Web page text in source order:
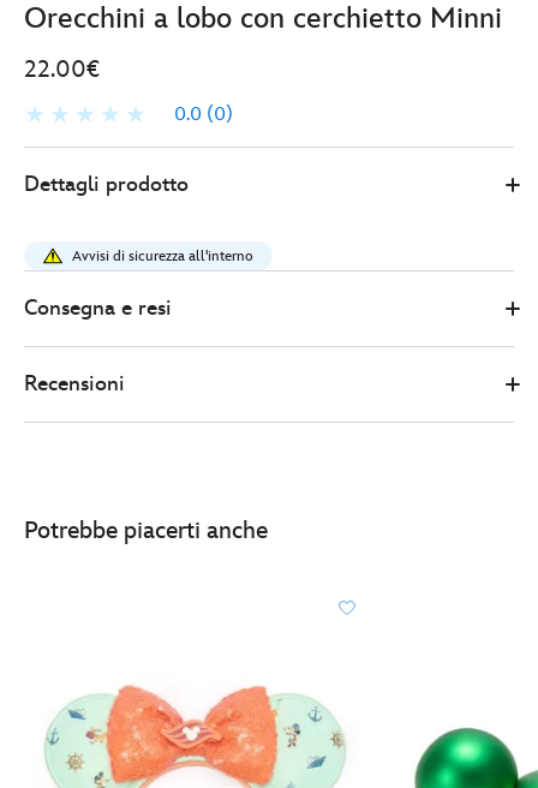
Orecchini a lobo con cerchietto Minni
22.00€
0.0 (0)
Store
22.00
lobo-
con-
443001274795.html
http://schema.org/InStock
Dettagli prodotto
Avvisi di sicurezza all'interno
Consegna e resi
Recensioni
Potrebbe piacerti anche